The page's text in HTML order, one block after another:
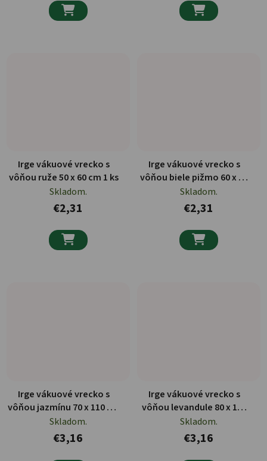
 
Irge vákuové vrecko s
vôňou ruže 50 x 60 cm 1 ks
Skladom.
€2,31

Irge vákuové vrecko s
vôňou biele pižmo 60 x 80
cm 1 ks
Skladom.
€2,31

Irge vákuové vrecko s
vôňou jazmínu 70 x 110 cm
1 ks
Skladom.
€3,16
Irge vákuové vrecko s
vôňou levandule 80 x 120
cm 1 ks
Skladom.
€3,16